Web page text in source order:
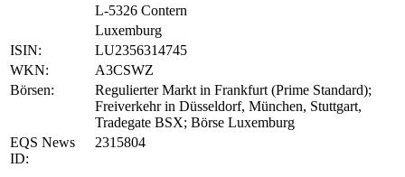
L-5326 Contern
Luxemburg
ISIN:
LU2356314745
WKN:
A3CSWZ
Börsen:
Regulierter Markt in Frankfurt (Prime Standard);
Freiverkehr in Düsseldorf, München, Stuttgart,
Tradegate BSX; Börse Luxemburg
EQS News
ID:
2315804